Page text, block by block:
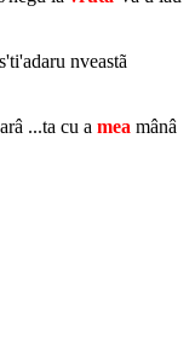
nveastã
...ta cu a mea mânâ